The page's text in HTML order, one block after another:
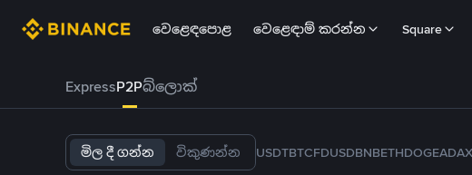
වෙළෙඳපොළ වෙළෙඳාම් කරන්න Square
ExpressP2Pබ්ලොක්
මිල දී ගන්න විකුණන්න USDTBTCFDUSDBNBETHDOGEADA